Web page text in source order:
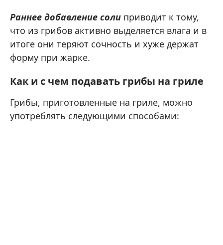
Раннее добавление соли приводит к тому,
что из грибов активно выделяется влага и в
итоге они теряют сочность и хуже держат
форму при жарке.
Как и с чем подавать грибы на гриле
Грибы, приготовленные на гриле, можно
употреблять следующими способами: